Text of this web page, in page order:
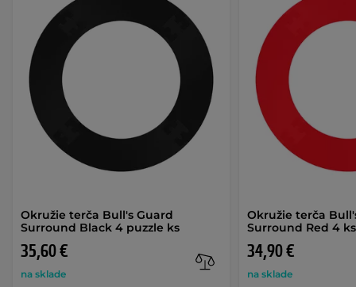
Okružie terča Bull's Guard
Surround Black 4 puzzle ks
35,60 €
na sklade
Okružie terča
Surround Red 4
34,90 €
na sklade